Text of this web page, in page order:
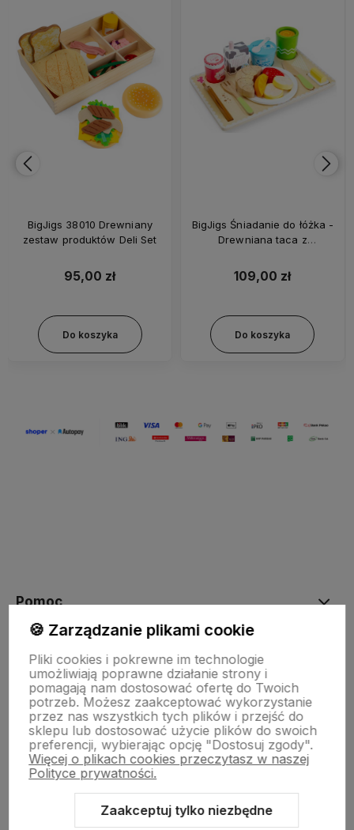
BigJigs 38010 Drewniany
zestaw produktów Deli Set
95,00 zł
Do koszyka
BigJigs Śniadanie do łóżka -
Drewniana taca z
109,00 zł
Do koszyka
Pomoc
Moje konto
Płatności i dostawa
Informacje
🍪 Zarządzanie plikami cookie
Pliki cookies i pokrewne im technologie
umożliwiają poprawne działanie strony i
pomagają nam dostosować ofertę do Twoich
potrzeb. Możesz zaakceptować wykorzystanie
przez nas wszystkich tych plików i przejść do
sklepu lub dostosować użycie plików do swoich
preferencji, wybierając opcję "Dostosuj zgody".
Więcej o plikach cookies przeczytasz w naszej
Polityce prywatności.
Zaakceptuj tylko niezbędne